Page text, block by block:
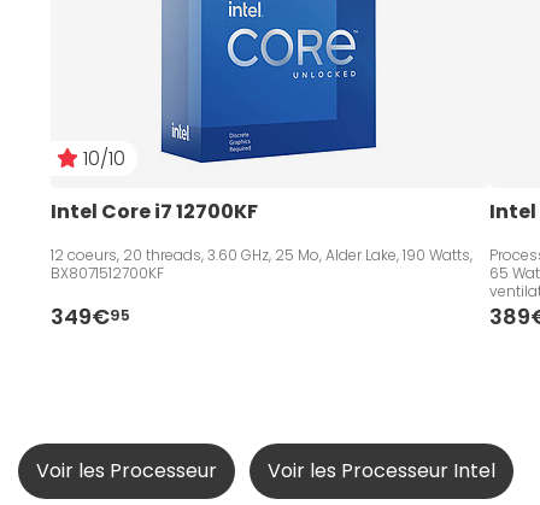
10/10
Intel Core i7 12700KF
12 coeurs, 20 threads, 3.60 GHz, 25 Mo, Alder Lake, 190 Watts,
BX8071512700KF
349€95
Intel
65
Voir les Processeur Voir les Processeur Intel